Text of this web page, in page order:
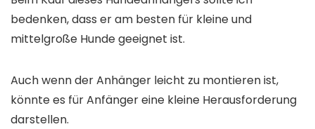
bedenken, dass er am besten für kleine und
mittelgroße Hunde geeignet ist.
Auch wenn der Anhänger leicht zu montieren ist,
könnte es für Anfänger eine kleine Herausforderung
darstellen.